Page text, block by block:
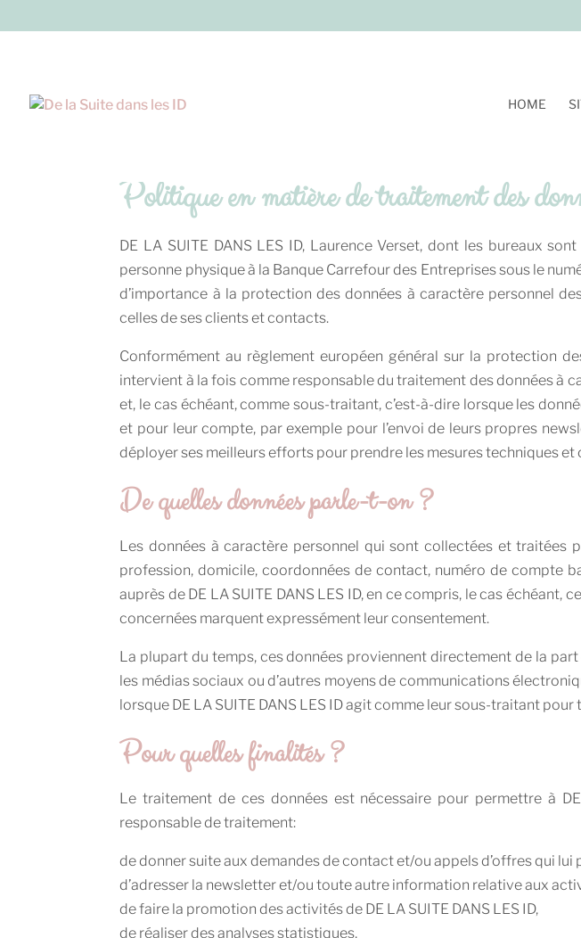
HOME
Politique en matière de traitement des
DE LA SUITE DANS LES ID, Laurence Verset, dont les bureaux
personne physique à la Banque Carrefour des Entreprises sous le
d’importance à la protection des données à caractère personnel
celles de ses clients et contacts.
Conformément au règlement européen général sur la protection
intervient à la fois comme responsable du traitement des données à
et, le cas échéant, comme sous-traitant, c’est-à-dire lorsque les
et pour leur compte, par exemple pour l’envoi de leurs propres
déployer ses meilleurs efforts pour prendre les mesures techniques
De quelles données parle-t-on ?
Les données à caractère personnel qui sont collectées et traitées
profession, domicile, coordonnées de contact, numéro de compte
auprès de DE LA SUITE DANS LES ID, en ce compris, le cas
concernées marquent expressément leur consentement.
La plupart du temps, ces données proviennent directement de la
les médias sociaux ou d’autres moyens de communications
lorsque DE LA SUITE DANS LES ID agit comme leur sous-traitant
Pour quelles finalités ?
Le traitement de ces données est nécessaire pour permettre à
responsable de traitement:
de donner suite aux demandes de contact et/ou appels d’offres qui lui
d’adresser la newsletter et/ou toute autre information relative aux
de faire la promotion des activités de DE LA SUITE DANS LES ID,
de réaliser des analyses statistiques,